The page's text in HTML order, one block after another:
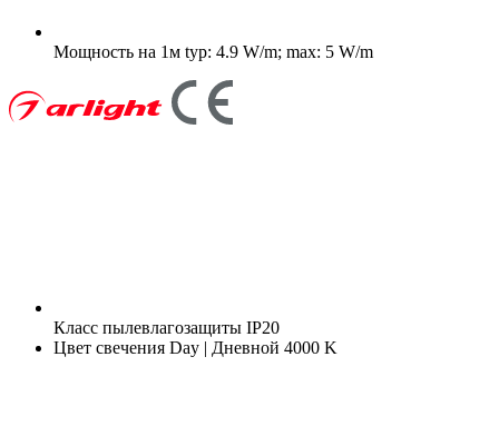
Мощность на 1м typ: 4.9 W/m; max: 5 W/m
Класс пылевлагозащиты IP20
Цвет свечения Day | Дневной 4000 K